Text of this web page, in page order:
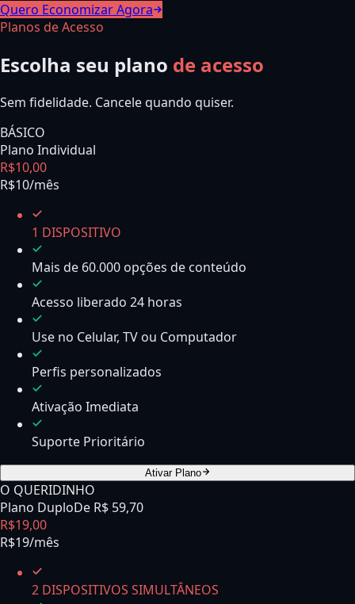
Quero Economizar Agora
Planos de Acesso
Escolha seu plano de acesso
Sem fidelidade. Cancele quando quiser.
BÁSICO
Plano Individual
R$10,00
R$10/mês
1 DISPOSITIVO
Mais de 60.000 opções de conteúdo
Acesso liberado 24 horas
Use no Celular, TV ou Computador
Perfis personalizados
Ativação Imediata
Suporte Prioritário
Ativar Plano
O QUERIDINHO
Plano DuploDe R$ 59,70
R$19,00
R$19/mês
2 DISPOSITIVOS SIMULTÂNEOS